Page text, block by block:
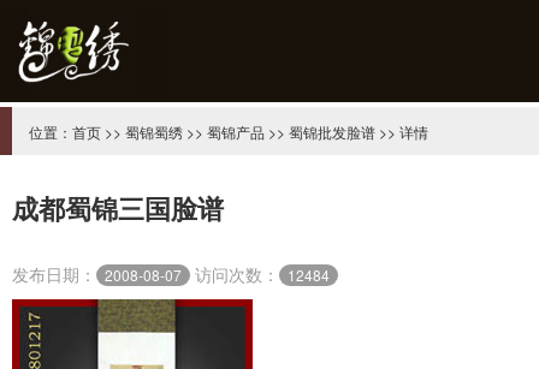
位置： 首页 >> 蜀锦蜀绣 >> 蜀锦产品 >> 蜀锦批发脸谱 >> 详情
成都蜀锦三国脸谱
发布日期： 2008-08-07 访问次数： 12484